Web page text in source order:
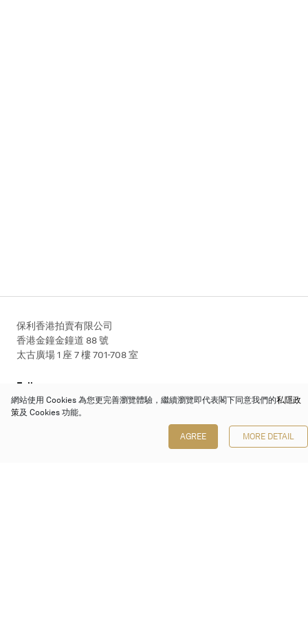
網站使用 Cookies 為您更完善瀏覽體驗，繼續瀏覽即代表閣下同意我們的私隱政
策及 Cookies 功能。
AGREE MORE DETAIL
保利香港拍賣有限公司
香港金鐘金鐘道 88 號
太古廣場 1 座 7 樓 701-708 室
Follow us on